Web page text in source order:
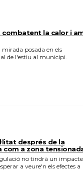
combatent la calor i
posada en els
de l'estiu al municipi.
després de la
com a zona
no tindrà un impacte
a veure'n els efectes a